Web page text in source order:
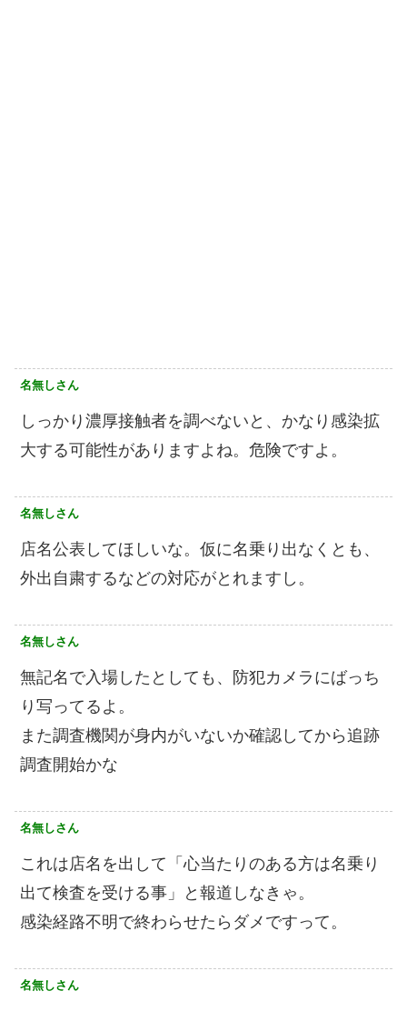
名無しさん
しっかり濃厚接触者を調べないと、かなり感染拡
大する可能性がありますよね。危険ですよ。
名無しさん
店名公表してほしいな。仮に名乗り出なくとも、
外出自粛するなどの対応がとれますし。
名無しさん
無記名で入場したとしても、防犯カメラにばっち
り写ってるよ。
また調査機関が身内がいないか確認してから追跡
調査開始かな
名無しさん
これは店名を出して「心当たりのある方は名乗り
出て検査を受ける事」と報道しなきゃ。
感染経路不明で終わらせたらダメですって。
名無しさん